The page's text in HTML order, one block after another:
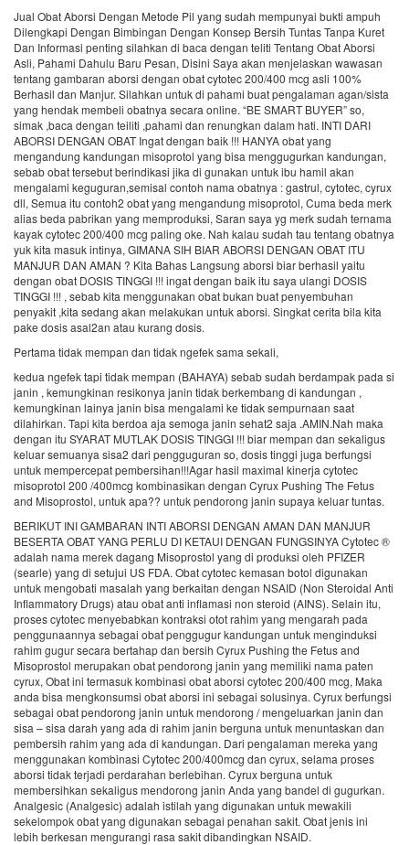
Jual Obat Aborsi Dengan Metode Pil yang sudah mempunyai bukti ampuh
Dilengkapi Dengan Bimbingan Dengan Konsep Bersih Tuntas Tanpa Kuret
Dan Informasi penting silahkan di baca dengan teliti Tentang Obat Aborsi
Asli, Pahami Dahulu Baru Pesan, Disini Saya akan menjelaskan wawasan
tentang gambaran aborsi dengan obat cytotec 200/400 mcg asli 100%
Berhasil dan Manjur. Silahkan untuk di pahami buat pengalaman agan/sista
yang hendak membeli obatnya secara online. “BE SMART BUYER” so,
simak ,baca dengan teiliti ,pahami dan renungkan dalam hati. INTI DARI
ABORSI DENGAN OBAT Ingat dengan baik !!! HANYA obat yang
mengandung kandungan misoprotol yang bisa menggugurkan kandungan,
sebab obat tersebut berindikasi jika di gunakan untuk ibu hamil akan
mengalami keguguran,semisal contoh nama obatnya : gastrul, cytotec, cyrux
dll, Semua itu contoh2 obat yang mengandung misoprotol, Cuma beda merk
alias beda pabrikan yang memproduksi, Saran saya yg merk sudah ternama
kayak cytotec 200/400 mcg paling oke. Nah kalau sudah tau tentang obatnya
yuk kita masuk intinya, GIMANA SIH BIAR ABORSI DENGAN OBAT ITU
MANJUR DAN AMAN ? Kita Bahas Langsung aborsi biar berhasil yaitu
dengan obat DOSIS TINGGI !!! ingat dengan baik itu saya ulangi DOSIS
TINGGI !!! , sebab kita menggunakan obat bukan buat penyembuhan
penyakit ,kita sedang akan melakukan untuk aborsi. Singkat cerita bila kita
pake dosis asal2an atau kurang dosis.
Pertama tidak mempan dan tidak ngefek sama sekali,
kedua ngefek tapi tidak mempan (BAHAYA) sebab sudah berdampak pada si
janin , kemungkinan resikonya janin tidak berkembang di kandungan ,
kemungkinan lainya janin bisa mengalami ke tidak sempurnaan saat
dilahirkan. Tapi kita berdoa aja semoga janin sehat2 saja .AMIN.Nah maka
dengan itu SYARAT MUTLAK DOSIS TINGGI !!! biar mempan dan sekaligus
keluar semuanya sisa2 dari pengguguran so, dosis tinggi juga berfungsi
untuk mempercepat pembersihan!!!Agar hasil maximal kinerja cytotec
misoprotol 200 /400mcg kombinasikan dengan Cyrux Pushing The Fetus
and Misoprostol, untuk apa?? untuk pendorong janin supaya keluar tuntas.
BERIKUT INI GAMBARAN INTI ABORSI DENGAN AMAN DAN MANJUR
BESERTA OBAT YANG PERLU DI KETAUI DENGAN FUNGSINYA Cytotec ®
adalah nama merek dagang Misoprostol yang di produksi oleh PFIZER
(searle) yang di setujui US FDA. Obat cytotec kemasan botol digunakan
untuk mengobati masalah yang berkaitan dengan NSAID (Non Steroidal Anti
Inflammatory Drugs) atau obat anti inflamasi non steroid (AINS). Selain itu,
proses cytotec menyebabkan kontraksi otot rahim yang mengarah pada
penggunaannya sebagai obat penggugur kandungan untuk menginduksi
rahim gugur secara bertahap dan bersih Cyrux Pushing the Fetus and
Misoprostol merupakan obat pendorong janin yang memiliki nama paten
cyrux, Obat ini termasuk kombinasi obat aborsi cytotec 200/400 mcg, Maka
anda bisa mengkonsumsi obat aborsi ini sebagai solusinya. Cyrux berfungsi
sebagai obat pendorong janin untuk mendorong / mengeluarkan janin dan
sisa – sisa darah yang ada di rahim janin berguna untuk menuntaskan dan
pembersih rahim yang ada di kandungan. Dari pengalaman mereka yang
menggunakan kombinasi Cytotec 200/400mcg dan cyrux, selama proses
aborsi tidak terjadi perdarahan berlebihan. Cyrux berguna untuk
membersihkan sekaligus mendorong janin Anda yang bandel di gugurkan.
Analgesic (Analgesic) adalah istilah yang digunakan untuk mewakili
sekelompok obat yang digunakan sebagai penahan sakit. Obat jenis ini
lebih berkesan mengurangi rasa sakit dibandingkan NSAID.